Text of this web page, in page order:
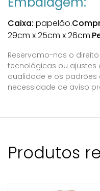
Caixa: papelão.
29cm x 25cm x 26cm.
Reservamo-nos o
tecnológicas ou
qualidade e os padrões
necessidade de aviso
Produtos